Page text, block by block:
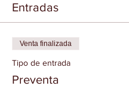
Entradas
Venta finalizada
Tipo de entrada
Preventa